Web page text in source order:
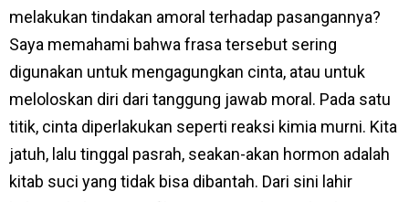
melakukan tindakan amoral terhadap pasangannya?
Saya memahami bahwa frasa tersebut sering
digunakan untuk mengagungkan cinta, atau untuk
meloloskan diri dari tanggung jawab moral. Pada satu
titik, cinta diperlakukan seperti reaksi kimia murni. Kita
jatuh, lalu tinggal pasrah, seakan-akan hormon adalah
kitab suci yang tidak bisa dibantah. Dari sini lahir